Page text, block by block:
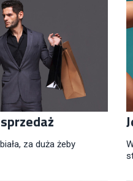
za duża żeby